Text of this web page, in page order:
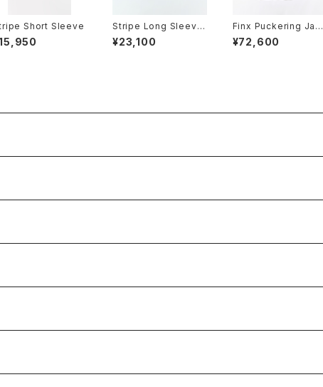
Short Sleeve
Stripe Long Sleeve
2025
¥23,100
Finx Puckering Jack
et
¥72,600